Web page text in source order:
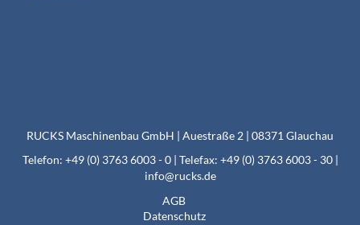
RUCKS Maschinenbau GmbH | Auestraße 2 | 08371 Glauchau
Telefon: +49 (0) 3763 6003 - 0 | Telefax: +49 (0) 3763 6003 - 30 |
info@rucks.de
AGB
Datenschutz